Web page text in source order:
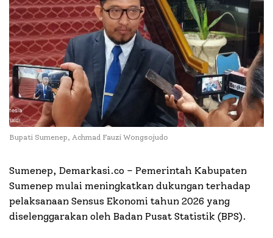
Bupati Sumenep, Achmad Fauzi Wongsojudo
Sumenep, Demarkasi.co – Pemerintah Kabupaten
Sumenep mulai meningkatkan dukungan terhadap
pelaksanaan Sensus Ekonomi tahun 2026 yang
diselenggarakan oleh Badan Pusat Statistik (BPS).